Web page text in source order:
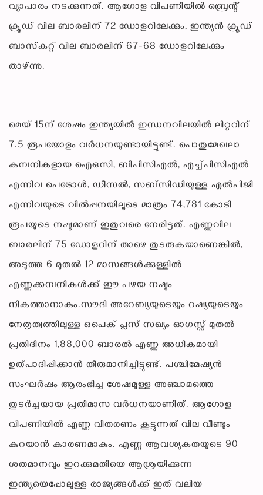
വ്യാപാരം നടക്കുന്നത്. ആഗോള വിപണിയില്‍ ബ്രെന്റ്
ക്രൂഡ് വില ബാരലിന് 72 ഡോളറിലേക്കും, ഇന്ത്യന്‍ ക്രൂഡ്
ബാസ്‌കറ്റ് വില ബാരലിന് 67-68 ഡോളറിലേക്കും
താഴ്ന്നു.
മെയ് 15ന് ശേഷം ഇന്ത്യയില്‍ ഇന്ധനവിലയില്‍ ലിറ്ററിന്
7.5 രൂപയോളം വര്‍ധനയുണ്ടായിട്ടുണ്ട്. പൊതുമേഖലാ
കമ്പനികളായ ഐഒസി, ബിപിസിഎല്‍, എച്ച്പിസിഎല്‍
എന്നിവ പെട്രോള്‍, ഡീസല്‍, സബ്സിഡിയുള്ള എല്‍പിജി
എന്നിവയുടെ വില്‍പ്പനയിലൂടെ മാത്രം 74,781 കോടി
രൂപയുടെ നഷ്ടമാണ് ഇതുവരെ നേരിട്ടത്. എണ്ണവില
ബാരലിന് 75 ഡോളറിന് താഴെ തുടരുകയാണെങ്കില്‍,
അടുത്ത 6 മുതല്‍ 12 മാസങ്ങള്‍ക്കുള്ളില്‍
എണ്ണക്കമ്പനികള്‍ക്ക് ഈ പഴയ നഷ്ടം
നികത്താനാകും.സൗദി അറേബ്യയുടെയും റഷ്യയുടെയും
നേതൃത്വത്തിലുള്ള ഒപെക് പ്ലസ് സഖ്യം ഓഗസ്റ്റ് മുതല്‍
പ്രതിദിനം 1,88,000 ബാരല്‍ എണ്ണ അധികമായി
ഉത്പാദിപ്പിക്കാന്‍ തീരുമാനിച്ചിട്ടുണ്ട്. പശ്ചിമേഷ്യന്‍
സംഘര്‍ഷം ആരംഭിച്ച ശേഷമുള്ള അഞ്ചാമത്തെ
തുടര്‍ച്ചയായ പ്രതിമാസ വര്‍ധനയാണിത്. ആഗോള
വിപണിയില്‍ എണ്ണ വിതരണം കൂട്ടുന്നത് വില വീണ്ടും
കുറയാന്‍ കാരണമാകും. എണ്ണ ആവശ്യകതയുടെ 90
ശതമാനവും ഇറക്കുമതിയെ ആശ്രയിക്കുന്ന
ഇന്ത്യയെപ്പോലുള്ള രാജ്യങ്ങള്‍ക്ക് ഇത് വലിയ